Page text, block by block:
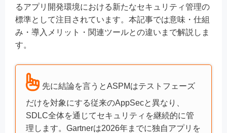
るアプリ開発環境における新たなセキュリティ管理の
標準として注目されています。本記事では意味・仕組
み・導入メリット・関連ツールとの違いまで解説しま
す。
先に結論を言うとASPMはテストフェーズ
だけを対象にする従来のAppSecと異なり、
SDLC全体を通じてセキュリティを継続的に管
理します。Gartnerは2026年までに独自アプリを